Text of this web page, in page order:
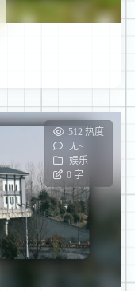
512 热度
无~
娱乐
0 字